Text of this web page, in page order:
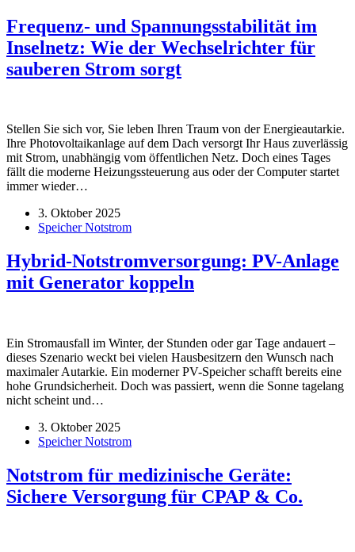
Frequenz- und Spannungsstabilität im
Inselnetz: Wie der Wechselrichter für
sauberen Strom sorgt
Stellen Sie sich vor, Sie leben Ihren Traum von der Energieautarkie.
Ihre Photovoltaikanlage auf dem Dach versorgt Ihr Haus zuverlässig
mit Strom, unabhängig vom öffentlichen Netz. Doch eines Tages
fällt die moderne Heizungssteuerung aus oder der Computer startet
immer wieder…
3. Oktober 2025
Speicher Notstrom
Hybrid-Notstromversorgung: PV-Anlage
mit Generator koppeln
Ein Stromausfall im Winter, der Stunden oder gar Tage andauert –
dieses Szenario weckt bei vielen Hausbesitzern den Wunsch nach
maximaler Autarkie. Ein moderner PV-Speicher schafft bereits eine
hohe Grundsicherheit. Doch was passiert, wenn die Sonne tagelang
nicht scheint und…
3. Oktober 2025
Speicher Notstrom
Notstrom für medizinische Geräte:
Sichere Versorgung für CPAP & Co.